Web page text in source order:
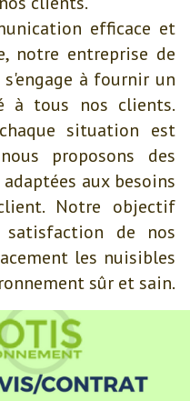
efficace et
notre entreprise de
à fournir un
à tous nos clients.
situation est
proposons des
aux besoins
Notre objectif
de nos
les nuisibles
sûr et sain.